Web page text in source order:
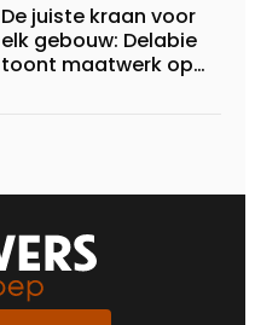
De juiste kraan voor
elk gebouw: Delabie
toont maatwerk op